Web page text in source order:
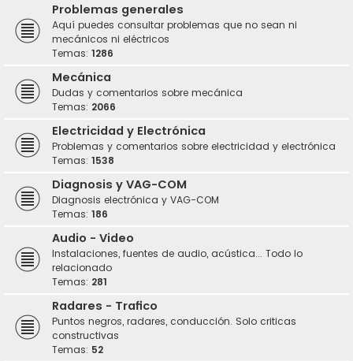
Problemas generales
Aquí puedes consultar problemas que no sean ni
mecánicos ni eléctricos
Temas: 1286
Mecánica
Dudas y comentarios sobre mecánica
Temas: 2066
Electricidad y Electrónica
Problemas y comentarios sobre electricidad y electrónica
Temas: 1538
Diagnosis y VAG-COM
Diagnosis electrónica y VAG-COM
Temas: 186
Audio - Video
Instalaciones, fuentes de audio, acústica... Todo lo
relacionado
Temas: 281
Radares - Trafico
Puntos negros, radares, conducción. Solo criticas
constructivas
Temas: 52